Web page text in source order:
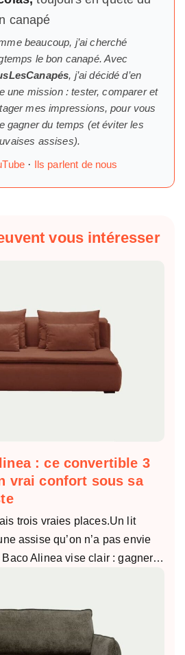
canapé
beaucoup, j’ai cherché
lebon canapé. Avec
, j’ai décidé d’en
une mission : tester, comparer et
mes impressions, pour vous
gagner du temps (et éviter les
assises).
· Ils parlent de nous
vous intéresser
: ce convertible 3
vrai confort sous sa
trois vraies places.Un lit
assise qu’on n’a pas envie
Baco Alinea vise clair : gagner…